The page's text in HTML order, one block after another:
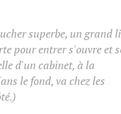
superbe, un grand
pour entrer s'ouvre et
d'un cabinet, à la
le fond, va chez les